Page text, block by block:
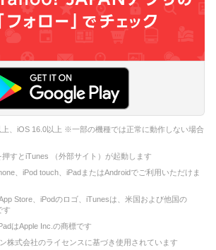
、iOS 16.0以上 ※一部の機種では正常に動作しない場合
押すとiTunes （外部サイト）が起動します
、iPod touch、iPadまたはAndroidでご利用いただけま
Store、iPodのロゴ、iTunesは、米国および他国の
す
はApple Inc.の商標です
株式会社のライセンスに基づき使用されています